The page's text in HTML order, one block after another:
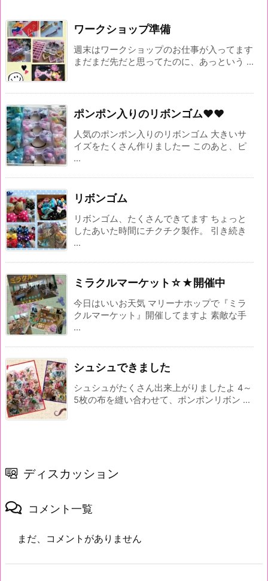
ワークショップ準備
週末はワークショップのお仕事が入ってます
まだまだ先だと思ってたのに、あっという ...
ポンポン入りのリボンゴム♥♥
人気のポンポン入りのリボンゴム 大きいサ
イズをたくさん作りましたー このあと、ピ
...
リボンゴム
リボンゴム、たくさんできてます ちょっと
したあいた時間にチクチク製作。 引き続き
...
ミラクルマーケット☆★開催中
今日はいいお天気 マリーナホップで『ミラ
クルマーケット』開催してますよ 素敵な手
...
シュシュできました
シュシュがたくさん出来上がりましたよ 4～
5枚の布を縫い合わせて、ポンポンリボン ...
ディスカッション
コメント一覧
まだ、コメントがありません